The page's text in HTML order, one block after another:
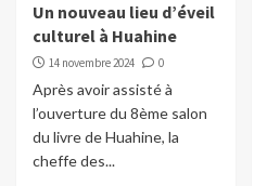
Un nouveau lieu d’éveil
culturel à Huahine
14 novembre 2024 0
Après avoir assisté à
l’ouverture du 8ème salon
du livre de Huahine, la
cheffe des...